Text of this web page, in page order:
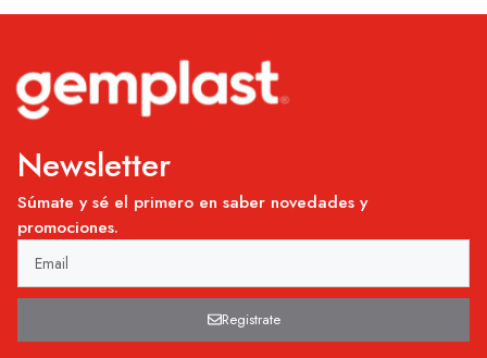
Newsletter
Súmate y sé el primero en saber novedades y
promociones.
Registrate